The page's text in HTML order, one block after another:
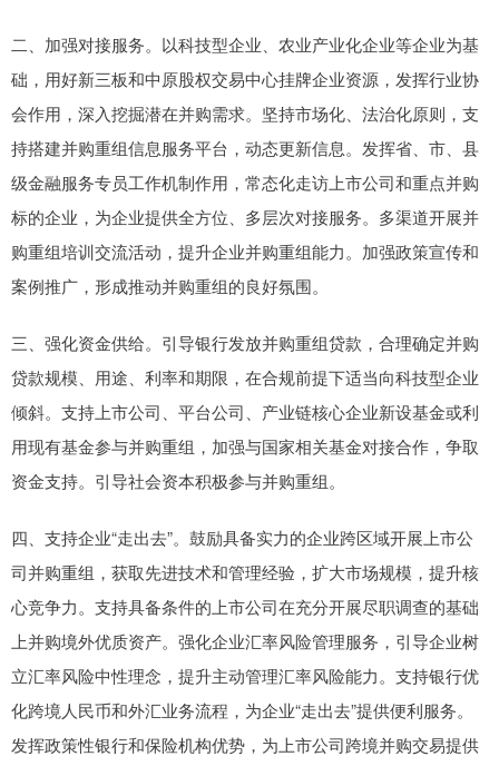
二、加强对接服务。以科技型企业、农业产业化企业等企业为基
础，用好新三板和中原股权交易中心挂牌企业资源，发挥行业协
会作用，深入挖掘潜在并购需求。坚持市场化、法治化原则，支
持搭建并购重组信息服务平台，动态更新信息。发挥省、市、县
级金融服务专员工作机制作用，常态化走访上市公司和重点并购
标的企业，为企业提供全方位、多层次对接服务。多渠道开展并
购重组培训交流活动，提升企业并购重组能力。加强政策宣传和
案例推广，形成推动并购重组的良好氛围。
三、强化资金供给。引导银行发放并购重组贷款，合理确定并购
贷款规模、用途、利率和期限，在合规前提下适当向科技型企业
倾斜。支持上市公司、平台公司、产业链核心企业新设基金或利
用现有基金参与并购重组，加强与国家相关基金对接合作，争取
资金支持。引导社会资本积极参与并购重组。
四、支持企业“走出去”。鼓励具备实力的企业跨区域开展上市公
司并购重组，获取先进技术和管理经验，扩大市场规模，提升核
心竞争力。支持具备条件的上市公司在充分开展尽职调查的基础
上并购境外优质资产。强化企业汇率风险管理服务，引导企业树
立汇率风险中性理念，提升主动管理汇率风险能力。支持银行优
化跨境人民币和外汇业务流程，为企业“走出去”提供便利服务。
发挥政策性银行和保险机构优势，为上市公司跨境并购交易提供